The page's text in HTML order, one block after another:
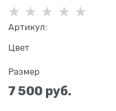
Артикул:
Цвет
Размер
7 500 руб.